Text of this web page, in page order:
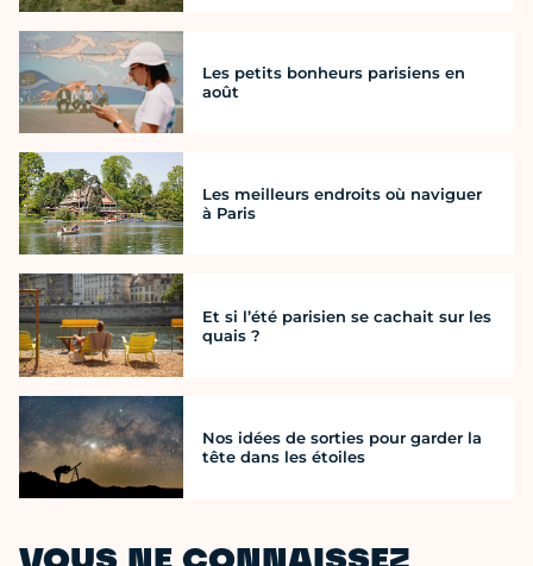
Les petits bonheurs parisiens en
août
Les meilleurs endroits où naviguer
à Paris
Et si l’été parisien se cachait sur les
quais ?
Nos idées de sorties pour garder la
tête dans les étoiles